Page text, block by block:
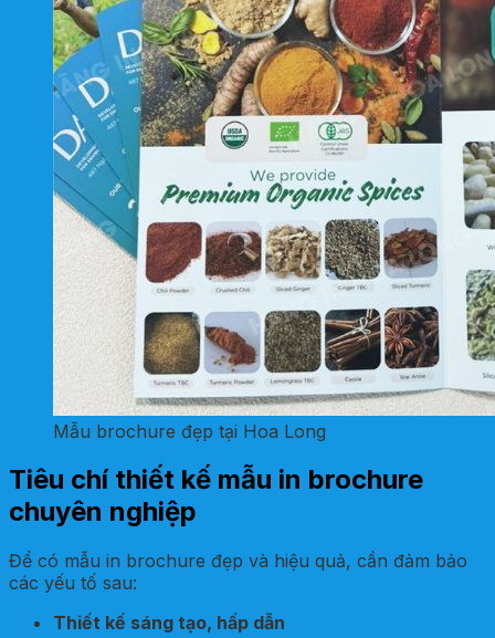
Mẫu brochure đẹp tại Hoa Long
Tiêu chí thiết kế mẫu in brochure
chuyên nghiệp
Để có mẫu in brochure đẹp và hiệu quả, cần đảm bảo
các yếu tố sau:
Thiết kế sáng tạo, hấp dẫn